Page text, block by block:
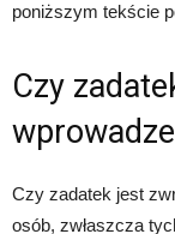
poniższym tekście
Czy
Czy zadatek jest
osób, zwłaszcza